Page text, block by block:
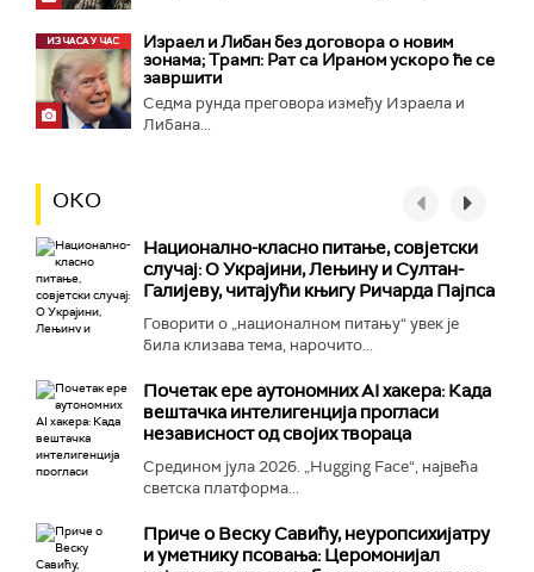
Израел и Либан без договора о новим
зонама; Трамп: Рат са Ираном ускоро ће се
завршити
Седма рунда преговора између Израела и
Либана...
ОКО
Национално-класнo питање, совјетски
случај: О Украјини, Лењину и Султан-
Галијеву, читајући књигу Ричарда Пајпса
Говорити о „националном питању“ увек је
била клизава тема, нарочито...
Почетак ере аутономних AI хакера: Када
вештачка интелигенција прогласи
независност од својих твораца
Средином јула 2026. „Hugging Face“, највећа
светска платформа...
Приче о Веску Савићу, неуропсихијатру
и уметнику псовања: Церомонијал